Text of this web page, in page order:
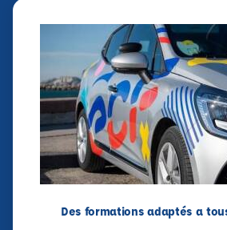
Des formations adaptés a